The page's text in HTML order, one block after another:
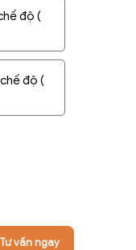
độ (
độ (
Tư vấn ngay